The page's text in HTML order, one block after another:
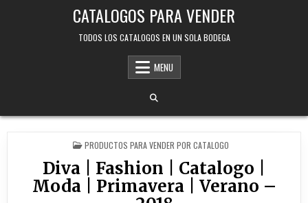
CATALOGOS PARA VENDER
TODOS LOS CATALOGOS EN UN SOLA BODEGA
MENU
POSTED
IN
PRODUCTOS PARA VENDER POR CATALOGO
Diva | Fashion | Catalogo |
Moda | Primavera | Verano –